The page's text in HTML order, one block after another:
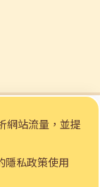
網站流量，並提
隱私政策使用